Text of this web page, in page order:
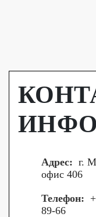
Адрес: г.
офис 406
Телефон:
89-66